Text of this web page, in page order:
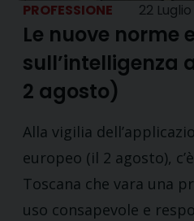
PROFESSIONE 22
Le nuove norme
sull’intelligenza
2 agosto)
Alla vigilia
europeo (il 2 agosto),
Toscana che vara una
uso consapevole e